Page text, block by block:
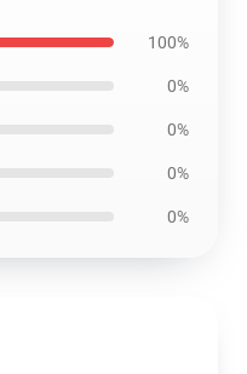
100%
0%
0%
0%
0%